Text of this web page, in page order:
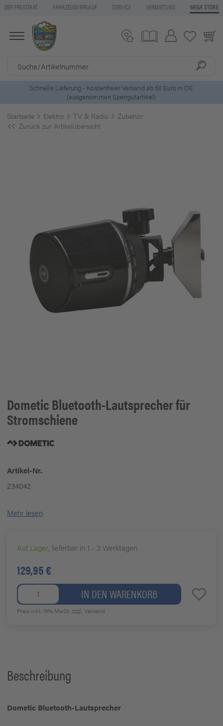
DER FREISTAAT FAHRZEUGVERKAUF SERVICE VERMIETUNG MEGA STORE
Schnelle Lieferung - Kostenfreier Versand ab 50 Euro in DE
(ausgenommen Sperrgutartikel)
Startseite Elektro TV & Radio
Zubehör
Zurück zur Artikelübersicht
DometicBluetooth-Lautsprecher für
Stromschiene
Artikel-Nr.
234042
Mehr lesen
Auf Lager, lieferbar in 1 - 3 Werktagen
129,95 €
IN DEN WARENKORB
Preis inkl. 19% MwSt.zzgl. Versand
Beschreibung
Dometic Bluetooth-Lautsprecher